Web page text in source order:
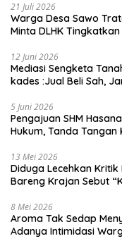
21 Juli 2026
Warga Desa Sawo
Minta DLHK
12 Juni 2026
Mediasi Sengketa
kades :Jual Beli Sah,
5 Juni 2026
Pengajuan SHM
Hukum, Tanda Tangan
13 Mei 2026
Diduga Lecehkan Kritik
Bareng Krajan Sebut
8 Mei 2026
Aroma Tak Sedap
Adanya Intimidasi